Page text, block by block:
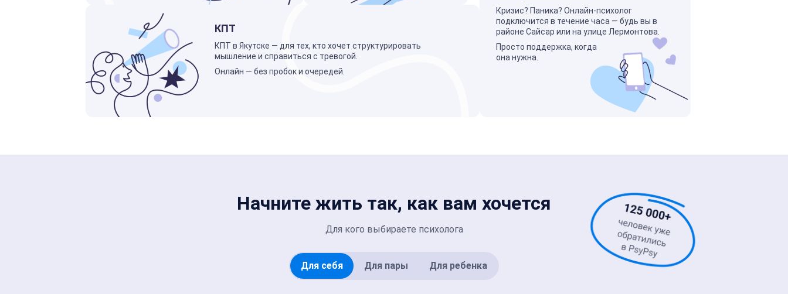
КПТ
КПТ в Якутске — для тех, кто хочет структурировать
мышление и справиться с тревогой.
Онлайн — без пробок и очередей.
Кризис? Паника? Онлайн-психолог
подключится в течение часа — будь вы в
районе Сайсар или на улице Лермонтова.
Просто поддержка, когда
она нужна.
Начните жить так, как вам хочется
Для кого выбираете психолога
Для себя Для пары Для ребенка